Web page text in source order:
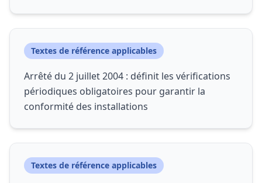
Textes de référence applicables
Arrêté du 2 juillet 2004 : définit les vérifications
périodiques obligatoires pour garantir la
conformité des installations
Textes de référence applicables